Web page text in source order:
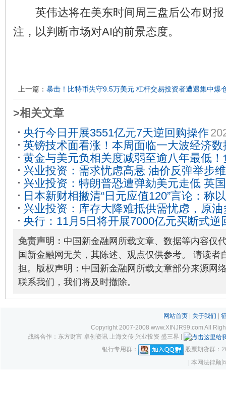
英伟达将在美东时间周三盘后公布财报
注，以判断市场对AI的前景态度。
上一篇： 暴击！比特币失守9.5万美元 杠杆交易投资者遭遇集中爆
>相关文章
央行今日开展3551亿元7天逆回购操作
英镑技术面看涨！本周面临一大波经济
破1.31202020-02-17
黄金与美元负相关度减弱至逾八年最低
日增 黄金长期多头趋势未改2020-02-17
兴业投资：需求忧虑高悬 油价反弹举步
兴业投资：特朗普恐遭弹劾美元走低 英
强 2019-09-25
日本新财相撇清“日元应值120”言论：称
2025-10-31
兴业投资：库存大降难抵供需忧虑，原
11
央行：11月5日将开展7000亿元买断式逆
05
免责声明： 中国新金融网所载文章、数据等内容仅
国新金融网无关，其陈述、观点仅供参考。 请读者
担。版权声明：中国新金融网所载文章部分来源网
联系我们，我们将及时撤除。
网站首页| 关于我们
Copyright 2007-2008 www.XINJR99.com All
战略合作：东方财富 卓创资讯 上海文传 兴业投资 盛三界 |
银行专用群：
股票期货群：
| 本网法律顾